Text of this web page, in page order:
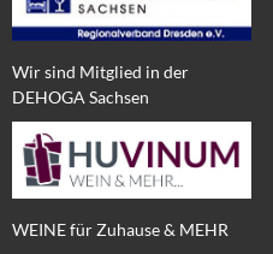
Wir sind Mitglied in der
DEHOGA Sachsen
WEINE für Zuhause & MEHR